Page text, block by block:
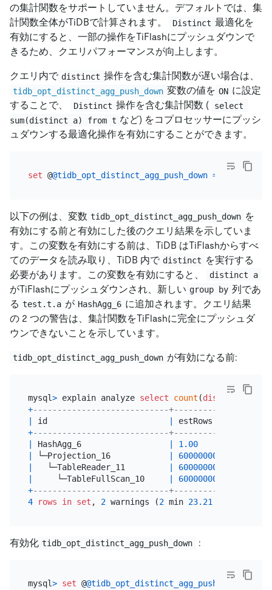
の集計関数をサポートしていません。デフォルトでは、集
計関数全体がTiDBで計算されます。
Distinct 最適化を
有効にすると、一部の操作をTiFlashにプッシュダウンで
きるため、クエリパフォーマンスが向上します。
クエリ内で distinct 操作を含む集計関数が遅い場合は、
tidb_opt_distinct_agg_push_down 変数の値を ON に設定
することで、
Distinct 操作を含む集計関数 (
select
sum(distinct a) from t など) をコプロセッサーにプッシ
ュダウンする最適化操作を有効にすることができます。
set @@tidb_opt_distinct_agg_push_down =
以下の例は、変数 tidb_opt_distinct_agg_push_down を
有効にする前と有効にした後のクエリ結果を示していま
す。この変数を有効にする前は、TiDB はTiFlashからすべ
てのデータを読み取り、TiDB 内で distinct を実行する
必要があります。この変数を有効にすると、
distinct a
がTiFlashにプッシュダウンされ、新しい group by 列であ
る test.t.a が HashAgg_6 に追加されます。クエリ結果
の 2 つの警告は、集計関数をTiFlashに完全にプッシュダ
ウンできないことを示しています。
tidb_opt_distinct_agg_push_down が有効になる前:
mysql> explain analyze select count (distinct a)
+----------------------------+--------------
id estRows
+----------------------------+--------------
HashAgg_6 1.00
└─Projection_16 600000000.00
   └─TableReader_11
600000000.00
     └─TableFullScan_10
600000000.00
+----------------------------+--------------
4
rows in set , 2 warnings (2 min 23.21
有効化 tidb_opt_distinct_agg_push_down :
mysql> set @@tidb_opt_distinct_agg_push_down =